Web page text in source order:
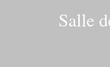
Salle